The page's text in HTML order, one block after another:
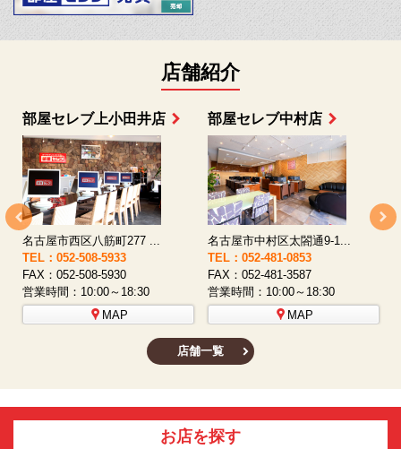
店舗紹介
部屋セレブ上小田井店
名古屋市西区八筋町277 ...
TEL：052-508-5933
FAX：052-508-5930
営業時間：10:00～18:30
MAP
部屋セレブ中村店
名古屋市中村区太閤通9-1...
TEL：052-481-0853
FAX：052-481-3587
営業時間：10:00～18:30
MAP
店舗一覧
お店を探す